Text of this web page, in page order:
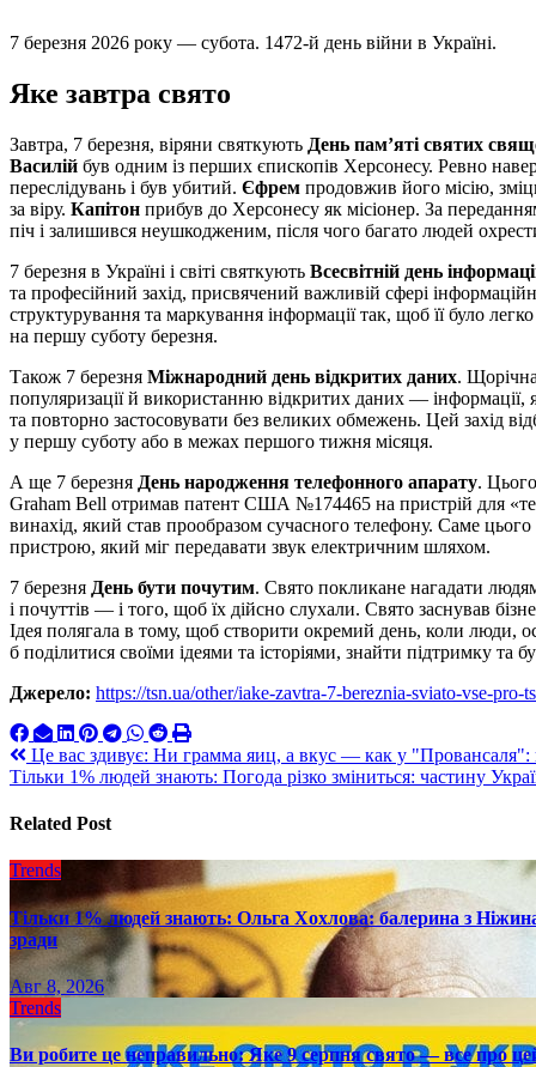
7 березня 2026 року — субота. 1472-й день війни в Україні.
Яке завтра свято
Завтра, 7 березня, віряни святкують День пам’яті святих
Василій був одним із перших єпископів Херсонесу. Ревно
переслідувань і був убитий. Єфрем продовжив його місію,
за віру. Капітон прибув до Херсонесу як місіонер. За
піч і залишився неушкодженим, після чого багато людей
7 березня в Україні і світі святкують Всесвітній день
та професійний захід, присвячений важливій сфері
структурування та маркування інформації так, щоб її було
на першу суботу березня.
Також 7 березня Міжнародний день відкритих даних.
популяризації й використанню відкритих даних —
та повторно застосовувати без великих обмежень. Цей захід
у першу суботу або в межах першого тижня місяця.
А ще 7 березня День народження телефонного апарату.
Graham Bell отримав патент США №174465 на пристрій для
винахід, який став прообразом сучасного телефону. Саме
пристрою, який міг передавати звук електричним шляхом.
7 березня День бути почутим. Свято покликане нагадати
і почуттів — і того, щоб їх дійсно слухали. Свято заснував
Ідея полягала в тому, щоб створити окремий день, коли люди,
б поділитися своїми ідеями та історіями, знайти підтримку та
Джерело: https://tsn.ua/other/iake-zavtra-7-bereznia-sviato-vse-
Навигация
по
записям
Це вас здивує: Ни грамма яиц, а вкус — как у
Тільки 1% людей знають: Погода різко зміниться: частину
Related Post
Trends
Тільки 1% людей знають: Ольга Хохлова: балерина з
зради
Авг 8, 2026
Trends
Ви робите це неправильно: Яке 9 серпня свято — все про